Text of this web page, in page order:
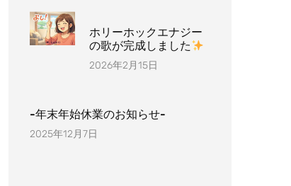
ホリーホックエナジー
の歌が完成しました
2026年2月15日
-年末年始休業のお知らせ-
2025年12月7日